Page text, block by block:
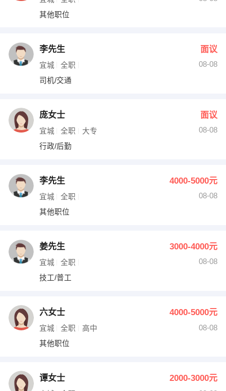
其他职位
李先生 面议
宜城 全职
08-08
司机/交通
庞女士 面议
宜城 全职 大专
08-08
行政/后勤
李先生 4000-5000元
宜城 全职
08-08
其他职位
姜先生 3000-4000元
宜城 全职
08-08
技工/普工
六女士 4000-5000元
宜城 全职 高中
08-08
其他职位
谭女士 2000-3000元